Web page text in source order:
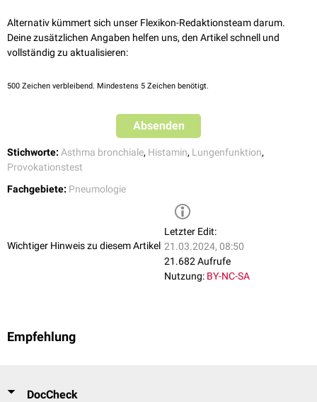
Alternativ kümmert sich unser Flexikon-Redaktionsteam darum.
Deine zusätzlichen Angaben helfen uns, den Artikel schnell und
vollständig zu aktualisieren:
500 Zeichen verbleibend. Mindestens 5 Zeichen benötigt.
Absenden
Stichworte: Asthma bronchiale, Histamin, Lungenfunktion,
Provokationstest
Fachgebiete: Pneumologie
Wichtiger Hinweis zu diesem Artikel
Letzter Edit:
21.03.2024, 08:50
21.682 Aufrufe
Nutzung: BY-NC-SA
Empfehlung
DocCheck